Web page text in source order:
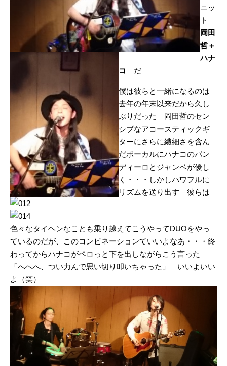
ニッ
ト
岡田
哲＋
ハナ
コ
だ
僕は彼らと一緒になるのは
去年の年末以来だから久し
ぶりだった 岡田哲のセン
シブなアコースティックギ
ターにさらに繊細さを含ん
だボーカルにハナコのパン
ディーロとジャンベが優し
く・・・しかしパワフルに
リズムを送り出す 彼らは
色々なタイヘンなことも乗り越えてこうやってDUOをやっ
ているのだが、このコンビネーションていいよなあ・・・終
わってからハナコがペロっと下を出しながらこう言った
「へへへ、つい力んで思い切り叩いちゃった」 いいよいい
よ（笑）